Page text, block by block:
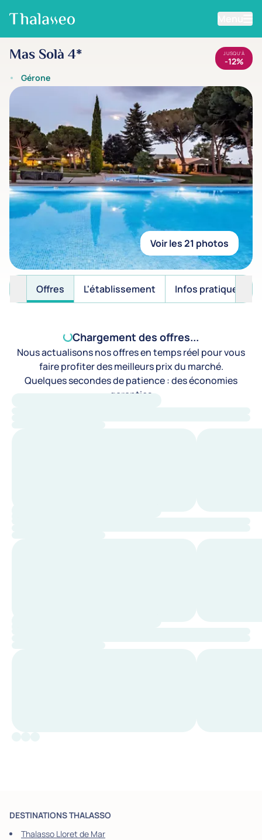
Aller au contenu principal
Mas Solà 4* JUSQU'À
-12%
Gérone
Voir les 21 photos
Offres L'établissement Infos pratiques
Chargement des offres...
Nous actualisons nos offres en temps réel pour vous
faire profiter des meilleurs prix du marché.
Quelques secondes de patience : des économies
garanties
DESTINATIONS THALASSO
Thalasso Lloret de Mar